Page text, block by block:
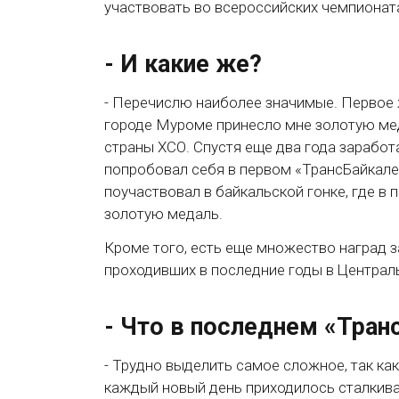
участвовать во всероссийских
- И какие же?
- Перечислю наиболее значимые. Первое
городе Муроме принесло мне золотую
страны ХСО. Спустя еще два года
попробовал себя в первом
поучаствовал в байкальской гонке, где
золотую медаль.
Кроме того, есть еще множество наград
проходивших в последние годы в
- Что в последнем
- Трудно выделить самое сложное, так
каждый новый день приходилось